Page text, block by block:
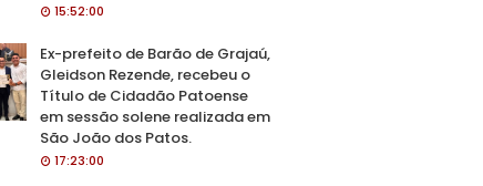
15:52:00
Ex-prefeito de Barão de Grajaú,
Gleidson Rezende, recebeu o
Título de Cidadão Patoense
em sessão solene realizada em
São João dos Patos.
17:23:00